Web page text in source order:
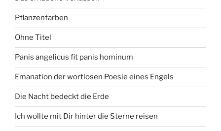
Pflanzenfarben
Ohne Titel
Panis angelicus fit panis hominum
Emanation der wortlosen Poesie eines Engels
Die Nacht bedeckt die Erde
Ich wollte mit Dir hinter die Sterne reisen